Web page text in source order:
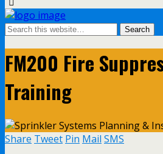
FM200 Fire
Training
Share Tweet Pin Mail SMS